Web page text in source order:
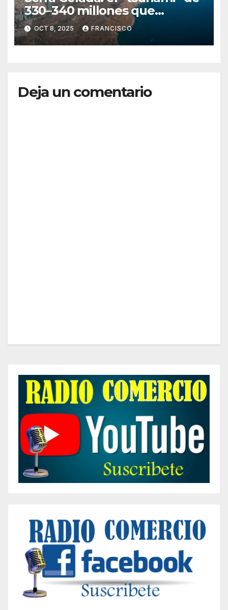
330–340 millones que
amenaza con tragarse el
presupuesto de Benidorm
OCT 8, 2025 FRANCISCO
Deja un comentario